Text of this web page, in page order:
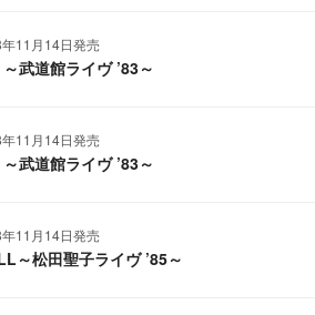
11月14日発売
武道館ライヴ ’83～
11月14日発売
武道館ライヴ ’83～
11月14日発売
～松田聖子ライヴ ’85～